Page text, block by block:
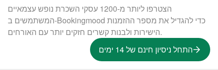
הצטרפו ליותר מ-1200 עסקי השכרת נופש עצמאיים
המשתמשים ב-Bookingmood כדי להגדיל את מספר ההזמנות
הישירות ולבנות קשרים חזקים יותר עם האורחים.
התחל ניסיון חינם של 14 ימים